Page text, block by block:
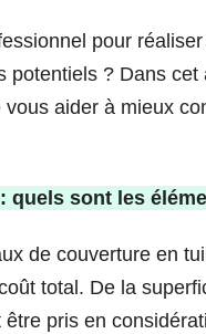
pour
potentiels ? Dans
aider à mieux
sont les
de couverture en
total. De la
pris en